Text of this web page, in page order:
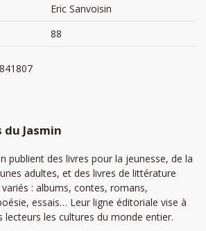
Eric Sanvoisin
88
Jasmin
publient des livres pour la jeunesse, de la
adultes, et des livres de littérature
: albums, contes, romans,
essais… Leur ligne éditoriale vise à
lecteurs les cultures du monde entier.